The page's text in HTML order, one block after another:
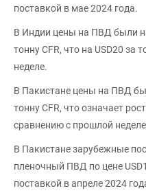
поставкой в мае 2024 года.
В Индии цены на ПВД были
тонну CFR, что на USD20 за
неделе.
В Пакистане цены на ПВД
тонну CFR, что означает
сравнению с прошлой
В Пакистане зарубежные
пленочный ПВД по цене
поставкой в апреле 2024